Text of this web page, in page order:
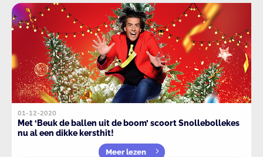
01-12-2020
Met ‘Beuk de ballen uit de boom’ scoort Snollebollekes
nu al een dikke kersthit!
Meer lezen